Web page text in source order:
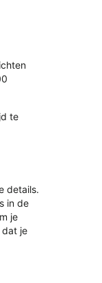
te
details.
in de
je
dat je